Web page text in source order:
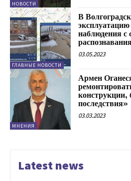
НОВОСТИ
ГЛАВНЫЕ НОВОСТИ
В
наблюдения с
03.05.2023
МНЕНИЯ
Армен
конструкции,
последствия»
03.03.2023
Latest news